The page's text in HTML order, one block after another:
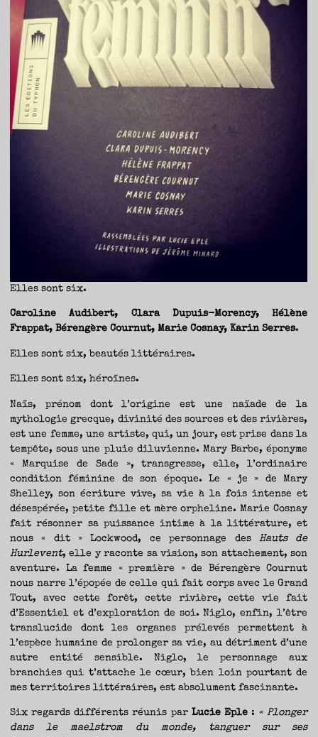
LES
PAS
DE
CÔTÉ,
PARLER
SURTOUT
DE
LIVRES,
DONC,
MAIS
NE
PAS
S’INTERDIRE
D’AUTRES
HORIZONS.
BREF,
SE
JETER
À
Elles sont six.
Caroline Audibert, Clara Dupuis-Morency, Hélène
Frappat, Bérengère Cournut, Marie Cosnay, Karin Serres.
Elles sont six, beautés littéraires.
Elles sont six, héroïnes.
Naïs, prénom dont l’origine est une naïade de la
mythologie grecque, divinité des sources et des rivières,
est une femme, une artiste, qui, un jour, est prise dans la
tempête, sous une pluie diluvienne. Mary Barbe, éponyme
« Marquise de Sade », transgresse, elle, l’ordinaire
condition féminine de son époque. Le « je » de Mary
Shelley, son écriture vive, sa vie à la fois intense et
désespérée, petite fille et mère orpheline. Marie Cosnay
fait résonner sa puissance intime à la littérature, et
nous « dit » Lockwood, ce personnage desHauts de
Hurlevent, elle y raconte sa vision, son attachement, son
aventure. La femme « première » de Bérengère Cournut
nous narre l’épopée de celle qui fait corps avec le Grand
Tout, avec cette forêt, cette rivière, cette vie fait
d’Essentiel et d’exploration de soi. Niglo, enfin, l’être
translucide dont les organes prélevés permettent à
l’espèce humaine de prolonger sa vie, au détriment d’une
autre entité sensible. Niglo, le personnage aux
branchies qui t’attache le cœur, bien loin pourtant de
mes territoires littéraires, est absolument fascinante.
Six regards différents réunis parLucie Eple : « Plonger
dans le maelstrom du monde, tanguer sur ses